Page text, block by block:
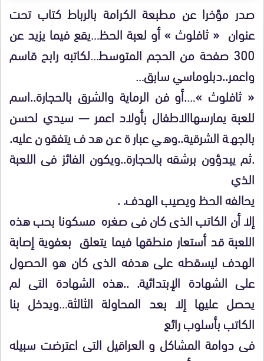
صدر مؤخرا عن مطبعة الكرامة بالرباط كتاب تحت
عنوان « ثافلوث » أو لعبة الحظ…يقع فيما يزيد عن
300 صفحة من الحجم المتوسط…لكاتبه رابح قاسم
واعمر..دبلوماسي سابق…
« ثافلوث »….أو فن الرماية والشرق بالحجارة..اسم
للعبة يمارسهاالاطفال بأولاد اعمر — سيدي لحسن
بالجهة الشرقية..وهي عبارة عن هدف يتفقون عليه.
.ثم يبدؤون برشقه بالحجارة..ويكون الفائز فى اللعبة
الذي
يحالفه الحظ ويصيب الهدف. .
إلا أن الكاتب الذى كان فى صغره مسكونا بحب هذه
اللعبة قد أستعار منطقها فيما يتعلق بعفوية إصابة
الهدف ليسقطه على هدفه الذى كان هو الحصول
على الشهادة الإبتدائية. ..هذه الشهادة التى لم
يحصل عليها إلا بعد المحاولة الثالثة…ويدخل بنا
الكاتب بأسلوب رائع
فى دوامة المشاكل و العراقيل التى اعترضت سبيله